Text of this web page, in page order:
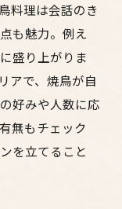
料理は会話のき
も魅力。例え
盛り上がりま
アで、焼鳥が自
好みや人数に応
無もチェック
を立てること